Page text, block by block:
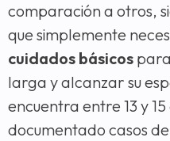
comparación a otros,
que simplemente
cuidados básicos
larga y alcanzar su
encuentra entre 13 y
documentado casos